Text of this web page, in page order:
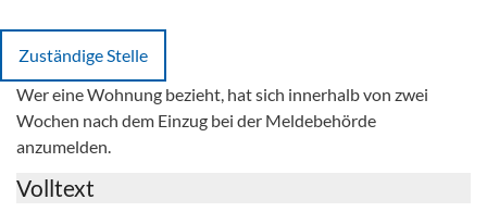
Zuständige Stelle
Wer eine Wohnung bezieht, hat sich innerhalb von zwei
Wochen nach dem Einzug bei der Meldebehörde
anzumelden.
Volltext